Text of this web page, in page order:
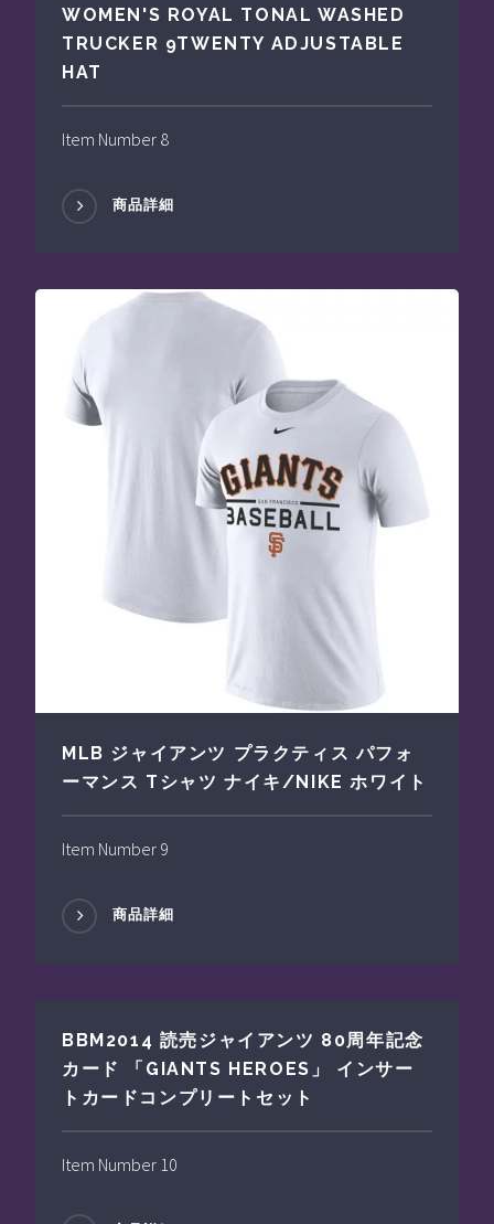
WOMEN'S ROYAL TONAL WASHED
TRUCKER 9TWENTY ADJUSTABLE
HAT
Item Number 8
商品詳細
MLB ジャイアンツ プラクティス パフォ
ーマンス Tシャツ ナイキ/NIKE ホワイト
Item Number 9
商品詳細
BBM2014 読売ジャイアンツ 80周年記念
カード 「GIANTS HEROES」 インサー
トカードコンプリートセット
Item Number 10